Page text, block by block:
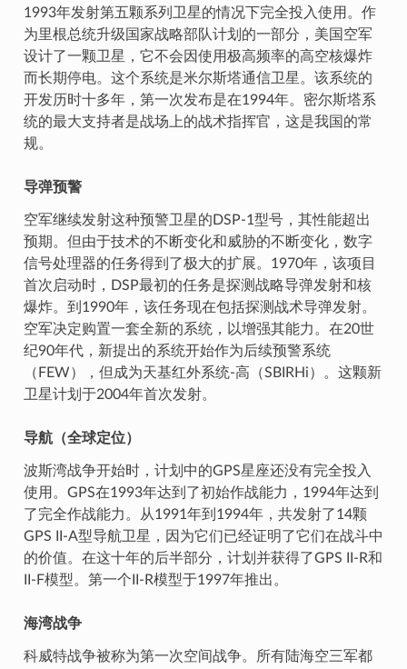
1993年发射第五颗系列卫星的情况下完全投入使用。作
为里根总统升级国家战略部队计划的一部分，美国空军
设计了一颗卫星，它不会因使用极高频率的高空核爆炸
而长期停电。这个系统是米尔斯塔通信卫星。该系统的
开发历时十多年，第一次发布是在1994年。密尔斯塔系
统的最大支持者是战场上的战术指挥官，这是我国的常
规。
导弹预警
空军继续发射这种预警卫星的DSP-1型号，其性能超出
预期。但由于技术的不断变化和威胁的不断变化，数字
信号处理器的任务得到了极大的扩展。1970年，该项目
首次启动时，DSP最初的任务是探测战略导弹发射和核
爆炸。到1990年，该任务现在包括探测战术导弹发射。
空军决定购置一套全新的系统，以增强其能力。在20世
纪90年代，新提出的系统开始作为后续预警系统
（FEW），但成为天基红外系统-高（SBIRHi）。这颗新
卫星计划于2004年首次发射。
导航（全球定位）
波斯湾战争开始时，计划中的GPS星座还没有完全投入
使用。GPS在1993年达到了初始作战能力，1994年达到
了完全作战能力。从1991年到1994年，共发射了14颗
GPS II-A型导航卫星，因为它们已经证明了它们在战斗中
的价值。在这十年的后半部分，计划并获得了GPS II-R和
II-F模型。第一个II-R模型于1997年推出。
海湾战争
科威特战争被称为第一次空间战争。所有陆海空三军都